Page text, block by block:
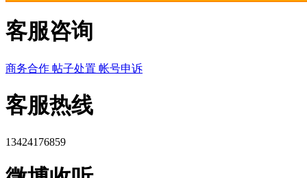
客服咨询
商务合作 帖子处置 帐号申诉
客服热线
13424176859